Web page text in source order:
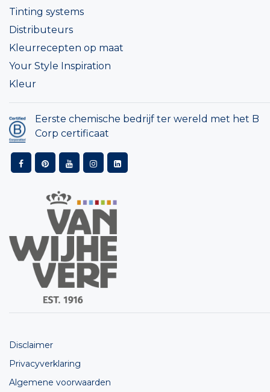
Tinting systems
Distributeurs
Kleurrecepten op maat
Your Style Inspiration
Kleur
Eerste chemische bedrijf ter wereld met het B
Corp certificaat
Disclaimer
Privacyverklaring
Algemene voorwaarden